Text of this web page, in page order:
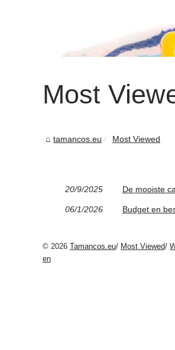
Most
tamancos.eu Most Viewed
20/9/2025 De mooiste
06/1/2026 Budget en
© 2026 Tamancos.eu/ Most Viewed/
en